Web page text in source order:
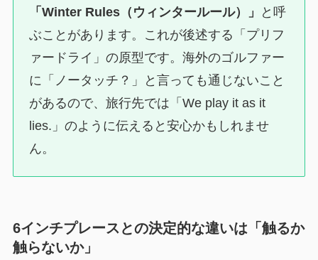
「Winter Rules（ウィンタールール）」
と呼
ぶことがあります。これが後述する「プリフ
ァードライ」の原型です。海外のゴルファー
に「ノータッチ？」と言っても通じないこと
があるので、旅行先では「We play it as it
lies.」のように伝えると安心かもしれませ
ん。
6インチプレースとの決定的な違いは「触るか
触らないか」